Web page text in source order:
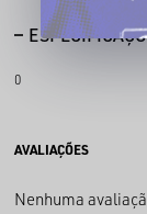
0
Nenhuma